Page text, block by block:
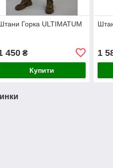
Горка ULTIMATUM
450₴
Купити
1